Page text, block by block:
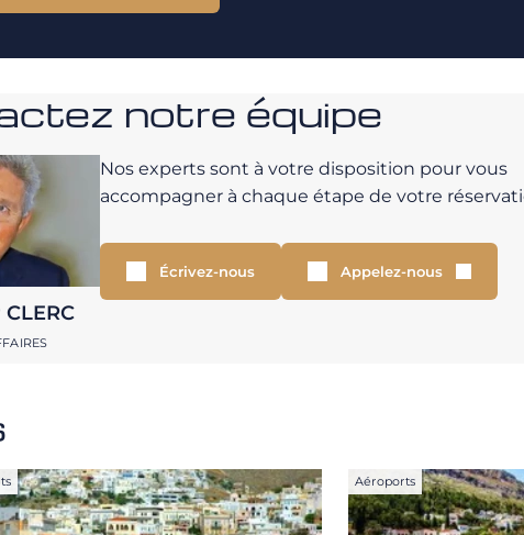
notre équipe
Nos experts sont à votre disposition pour vous
accompagner à chaque étape de votre
Écrivez-nous Appelez-nous
Aéroports